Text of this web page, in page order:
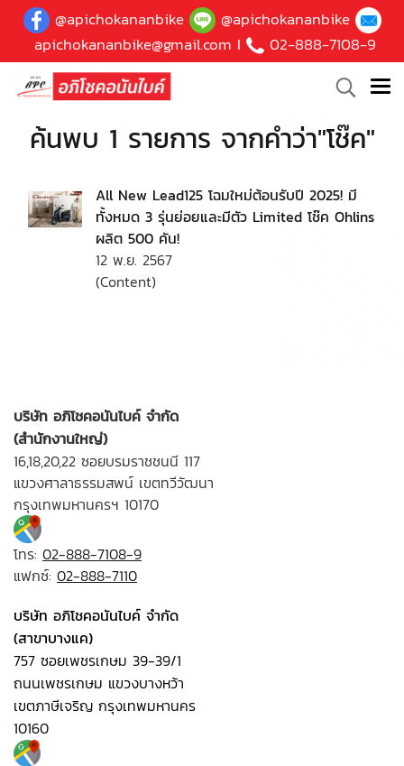
@apichokananbike
@apichokananbike
apichokananbike@gmail.com I 02-888-7108-9
ค้นพบ 1 รายการ จากคำว่า"โช๊ค"
All New Lead125 โฉมใหม่ต้อนรับปี 2025! มี
ทั้งหมด 3 รุ่นย่อยและมีตัว Limited โช๊ค Ohlins
ผลิต 500 คัน!
12 พ.ย. 2567
(Content)
บริษัท อภิโชคอนันไบค์ จำกัด
(สำนักงานใหญ่)
16,18,20,22 ซอยบรมราชชนนี 117
แขวงศาลาธรรมสพน์ เขตทวีวัฒนา
กรุงเทพมหานครฯ 10170
โทร: 02-888-7108-9
แฟกซ์: 02-888-7110
บริษัท อภิโชคอนันไบค์ จำกัด
(สาขาบางแค)
757 ซอยเพชรเกษม 39-39/1
ถนนเพชรเกษม แขวงบางหว้า
เขตภาษีเจริญ กรุงเทพมหานคร
10160